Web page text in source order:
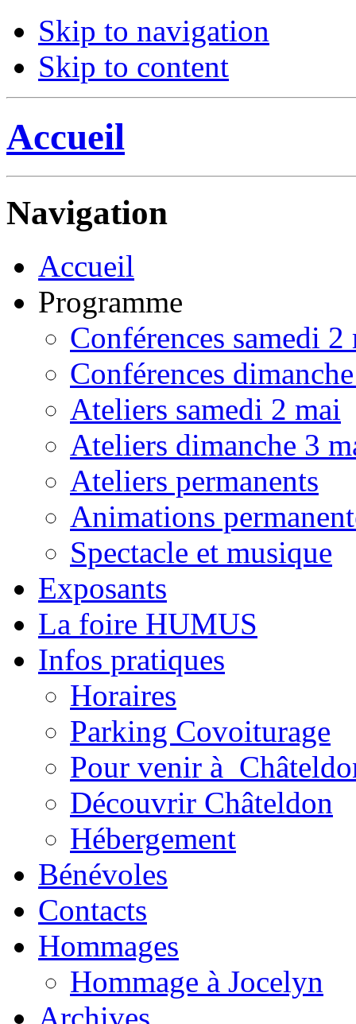
Skip to navigation
Skip to content
Accueil
Navigation
Accueil
Programme
Conférences samedi 2
Conférences
Ateliers samedi 2 mai
Ateliers dimanche 3
Ateliers permanents
Animations
Spectacle et musique
Exposants
La foire HUMUS
Infos pratiques
Horaires
Parking Covoiturage
Pour venir à
Découvrir Châteldon
Hébergement
Bénévoles
Contacts
Hommages
Hommage à Jocelyn
Archives